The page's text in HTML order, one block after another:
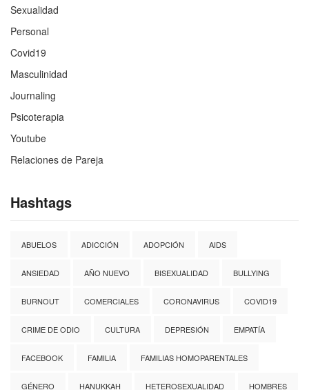
Sexualidad
Personal
Covid19
Masculinidad
Journaling
Psicoterapia
Youtube
Relaciones de Pareja
Hashtags
ABUELOS ADICCIÓN ADOPCIÓN AIDS
ANSIEDAD AÑO NUEVO BISEXUALIDAD BULLYING
BURNOUT COMERCIALES CORONAVIRUS COVID19
CRIME DE ODIO CULTURA DEPRESIÓN EMPATÍA
FACEBOOK FAMILIA FAMILIAS HOMOPARENTALES
GÉNERO HANUKKAH HETEROSEXUALIDAD HOMBRES